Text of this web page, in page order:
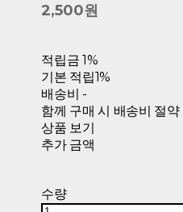
2,500원
적립금 1%
기본 적립1%
배송비 -
함께 구매 시 배송비 절약
상품 보기
추가 금액
수량